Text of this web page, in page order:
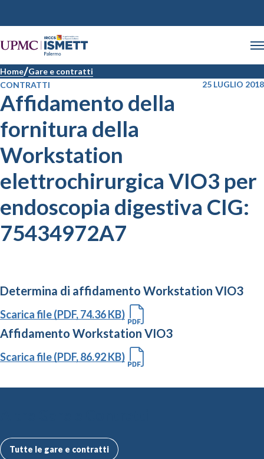
Home Gare e contratti
CONTRATTI
25 LUGLIO 2018
Affidamento della
fornitura della
Workstation
elettrochirurgica VIO3 per
endoscopia digestiva CIG:
75434972A7
Determina di affidamento Workstation VIO3
Scarica file (PDF, 74.36 KB)
Affidamento Workstation VIO3
Scarica file (PDF, 86.92 KB)
Tutte le gare e contratti